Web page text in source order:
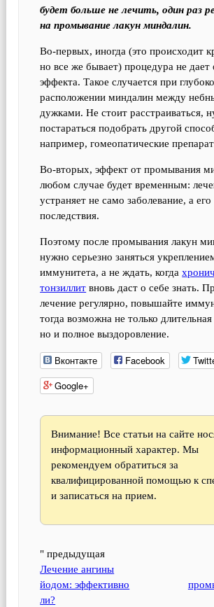
будет больше не лечить, один раз
на промывание лакун миндалин.
Во-первых, иногда (это происходит
но все же бывает) процедура не дает
эффекта. Такое случается при
расположении миндалин между
дужками. Не стоит расстраиваться,
постараться подобрать другой
например, гомеопатические
Во-вторых, эффект от промывания
любом случае будет временным:
устраняет не само заболевание, а его
последствия.
Поэтому после промывания лакун
нужно серьезно заняться
иммунитета, а не ждать, когда
тонзиллит вновь даст о себе знать.
лечение регулярно, повышайте
тогда возможна не только
но и полное выздоровление.
Вконтакте Facebook
Google+
Внимание! Все статьи на сайте
информационный характер. Мы
рекомендуем обратиться за
квалифицированной помощью к
и записаться на прием.
" предыдущая
Лечение ангины
йодом: эффективно
ли?